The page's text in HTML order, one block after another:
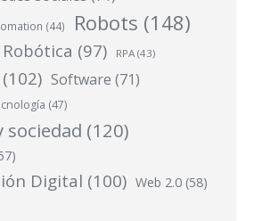
(44) Robots (148)
Robótica (97) RPA (43)
(102) Software (71)
(47)
sociedad (120)
Digital (100) Web 2.0 (58)